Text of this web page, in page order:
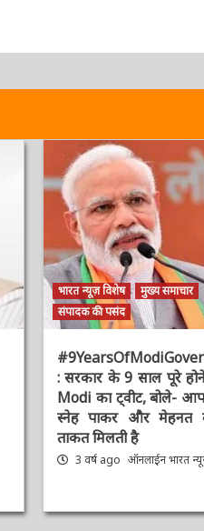
भारत न्यूज़ विशेष
मुख्य समाचार
संपादक की पसंद
: सरकार के 9 साल पूरे
Modi का ट्वीट, बोले- आप
स्नेह पाकर और मेहनत
ताकत मिलती है
3 वर्ष ago ऑनलाईन भारत न्यूज़